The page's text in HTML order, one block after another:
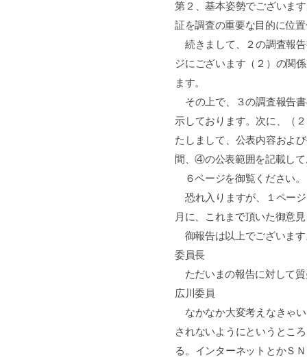
第２、基本姿勢でございま
証を調査の重要な目的に位
続きまして、２の調査報
ジにございます（２）の関
ます。
その上で、３の調査報告
示しております。次に、（
たしまして、公表内容およ
間、④の公表範囲を記載し
６ページを御覧ください。
恐れ入りますが、１ペー
月に、これまで頂いた御意
御報告は以上でございます
委員長
ただいまの報告に対して
広川委員
なかなか大変考えなきゃ
されないようにというとこ
る。インターネットとかＳ